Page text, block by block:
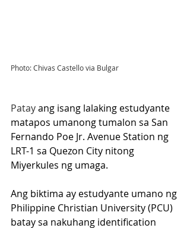
Photo: Chivas Castello via Bulgar
Patay ang isang lalaking estudyante
matapos umanong tumalon sa San
Fernando Poe Jr. Avenue Station ng
LRT-1 sa Quezon City nitong
Miyerkules ng umaga.
Ang biktima ay estudyante umano ng
Philippine Christian University (PCU)
batay sa nakuhang identification